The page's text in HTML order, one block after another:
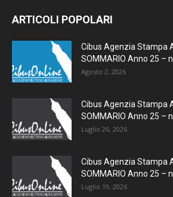
ARTICOLI POPOLARI
Cibus Agenzia Stampa
SOMMARIO Anno 25 –
Agosto 2, 2026
Cibus Agenzia Stampa
SOMMARIO Anno 25 –
Luglio 26, 2026
Cibus Agenzia Stampa
SOMMARIO Anno 25 –
Luglio 19, 2026